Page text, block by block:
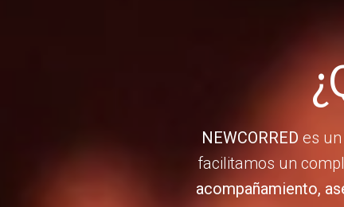
NEWCORRED es un
facilitamos un
acompañamiento,